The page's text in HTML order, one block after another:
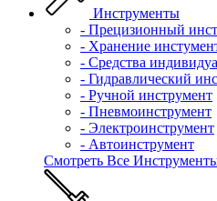
Инструменты
- Прецизионный
- Хранение
- Средства
- Гидравлический
- Ручной инструмент
- Пневмоинструмент
- Электроинструмент
- Автоинструмент
Смотреть Все